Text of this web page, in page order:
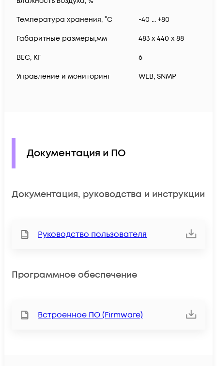
Температура хранения, °С -40 ... +80
Габаритные размеры,мм 483 x 440 x 88
ВЕС, КГ 6
Управление и мониторинг WEB, SNMP
Документация и ПО
Документация, руководства и инструкции
Руководство пользователя
Программное обеспечение
Встроенное ПО (Firmware)